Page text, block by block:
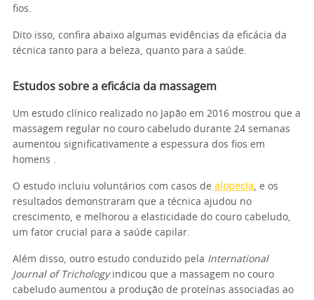
fios.
Dito isso, confira abaixo algumas evidências da eficácia da
técnica tanto para a beleza, quanto para a saúde.
Estudos sobre a eficácia da massagem
Um estudo clínico realizado no Japão em 2016 mostrou que a
massagem regular no couro cabeludo durante 24 semanas
aumentou significativamente a espessura dos fios em
homens .
O estudo incluiu voluntários com casos de alopecia, e os
resultados demonstraram que a técnica ajudou no
crescimento, e melhorou a elasticidade do couro cabeludo,
um fator crucial para a saúde capilar.
Além disso, outro estudo conduzido pela International
Journal of Trichologyindicou que a massagem no couro
cabeludo aumentou a produção de proteínas associadas ao